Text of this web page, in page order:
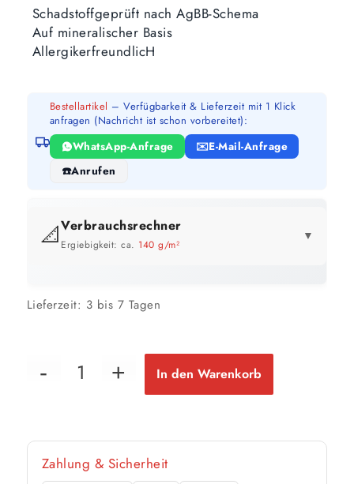
Schadstoffgeprüft nach AgBB-Schema
Auf mineralischer Basis
AllergikerfreundlicH
Bestellartikel – Verfügbarkeit & Lieferzeit mit 1 Klick
anfragen (Nachricht ist schon vorbereitet):
WhatsApp-Anfrage
E-Mail-Anfrage
Anrufen
📐Verbrauchsrechner
Ergiebigkeit: ca. 140 g/m²
▼
1 Anstrich
bis ca.50 m²
2 Anstriche
Lieferzeit: 3 bis 7 Tagen
In den Warenkorb
Zahlung & Sicherheit